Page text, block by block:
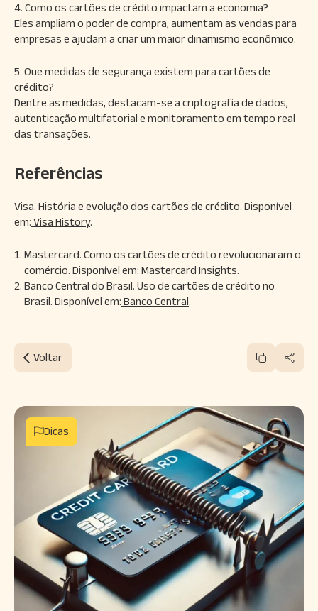
4. Como os cartões de crédito impactam a economia?
Eles ampliam o poder de compra, aumentam as vendas para
empresas e ajudam a criar um maior dinamismo econômico.
5. Que medidas de segurança existem para cartões de
crédito?
Dentre as medidas, destacam-se a criptografia de dados,
autenticação multifatorial e monitoramento em tempo real
das transações.
Referências
Visa. História e evolução dos cartões de crédito. Disponível
em: Visa History.
Mastercard. Como os cartões de crédito revolucionaram o
comércio. Disponível em: Mastercard Insights.
Banco Central do Brasil. Uso de cartões de crédito no
Brasil. Disponível em: Banco Central.
Voltar
Dicas